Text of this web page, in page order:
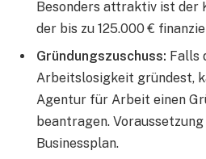
Besonders attraktiv ist
der bis zu 125.000 €
Gründungszuschuss: Falls
Arbeitslosigkeit gründest,
Agentur für Arbeit einen
beantragen.
Businessplan.